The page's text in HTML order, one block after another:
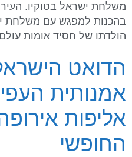
משלחת ישראל בטוקיו.
בהכנות למפגש עם משלחת
הולדתו של חסיד אומות
הדואט
אמנותית
אליפות
החופשי